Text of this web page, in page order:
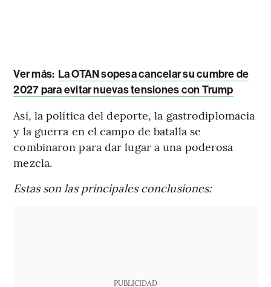
Ver más: La OTAN sopesa cancelar su cumbre de
2027 para evitar nuevas tensiones con Trump
Así, la política del deporte, la gastrodiplomacia
y la guerra en el campo de batalla se
combinaron para dar lugar a una poderosa
mezcla.
Estas son las principales conclusiones:
PUBLICIDAD